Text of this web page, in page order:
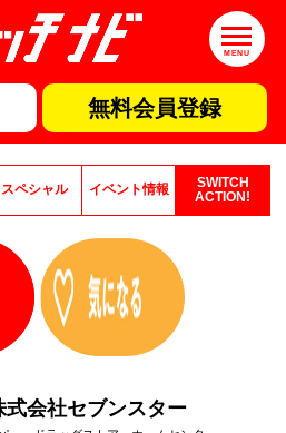
無料会員登録
MENU
スペシャル イベント情報
SWITCH
ACTION!
式会社セブンスター